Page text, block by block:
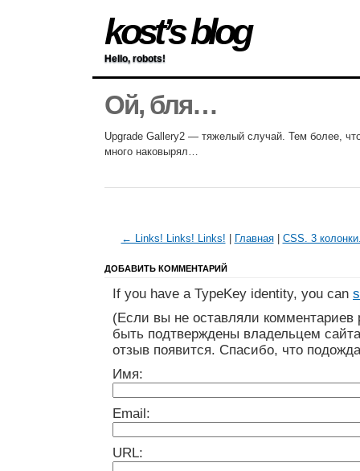
kost’s blog
Hello, robots!
Ой, бля…
Upgrade Gallery2 — тяжелый случай. Тем более,
много наковырял…
← Links! Links! Links! Главная| CSS. 3
ДОБАВИТЬ КОММЕНТАРИЙ
If you have a TypeKey identity, you can
(Если вы не оставляли
быть подтверждены владельцем
отзыв появится. Спасибо, что
Имя:
Email:
URL: